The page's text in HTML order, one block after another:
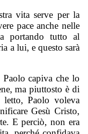
vita serve per la
pace anche nelle
portando tutto al
a lui, e questo sarà
capiva che lo
ma piuttosto è di
Paolo voleva
Gesù Cristo,
E perciò, non era